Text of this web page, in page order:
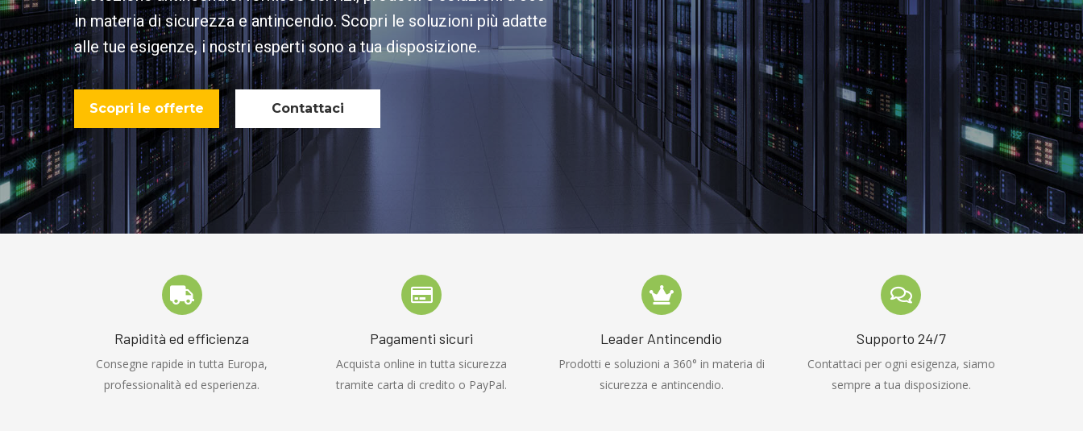
in materia di sicurezza e antincendio. Scopri le soluzioni più adatte
alle tue esigenze, i nostri esperti sono a tua disposizione.
Scopri le offerte Contattaci
Rapidità ed efficienza
Consegne rapide in tutta Europa,
professionalità ed esperienza.
Pagamenti sicuri
Acquista online in tutta sicurezza
tramite carta di credito o PayPal.
Leader Antincendio
Prodotti e soluzioni a 360° in materia di
sicurezza e antincendio.
Supporto 24/7
Contattaci per ogni esigenza, siamo
sempre a tua disposizione.